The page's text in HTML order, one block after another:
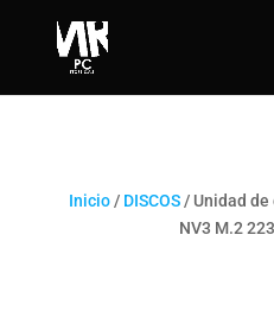
Inicio/ DISCOS/ Unidad de
NV3 M.2